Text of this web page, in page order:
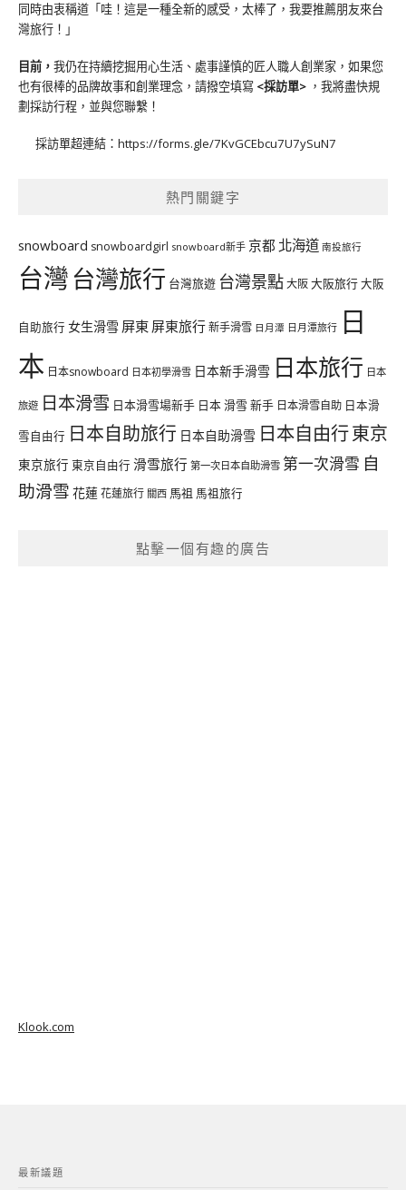
同時由衷稱道「哇！這是一種全新的感受，太棒了，我要推薦朋友來台
灣旅行！」
目前， 我仍在持續挖掘用心生活、處事謹慎的匠人職人創業家，如果您
也有很棒的品牌故事和創業理念，請撥空填寫 <採訪單> ，我將盡快規
劃採訪行程，並與您聯繫！
採訪單超連結： https://forms.gle/7KvGCEbcu7U7ySuN7
熱門關鍵字
snowboard snowboardgirl snowboard新手 京都 北海道 南投旅行
台灣台灣旅行 台灣旅遊 台灣景點大阪大阪旅行大阪
自助旅行 女生滑雪 屏東 屏東旅行新手滑雪 日月潭 日月潭旅行 日
本 日本snowboard 日本初學滑雪 日本新手滑雪 日本旅行 日本
旅遊 日本滑雪 日本滑雪場新手 日本 滑雪 新手 日本滑雪自助 日本滑
雪自由行 日本自助旅行 日本自助滑雪 日本自由行東京
東京旅行 東京自由行 滑雪旅行 第一次日本自助滑雪 第一次滑雪 自
助滑雪 花蓮花蓮旅行 關西 馬祖 馬祖旅行
點擊一個有趣的廣告
Klook.com
最新議題